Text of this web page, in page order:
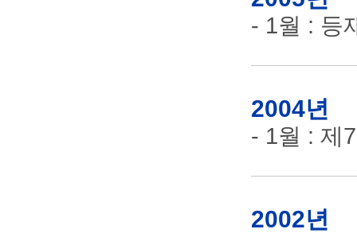
- 1월 : 등
2004년
- 1월 : 제
2002년